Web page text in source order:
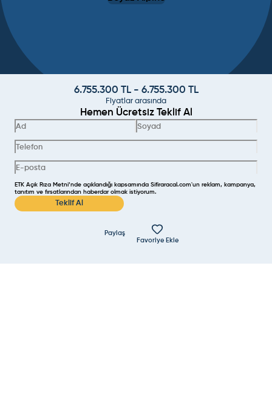
6.755.300 TL - 6.755.300 TL
Fiyatlar arasında
Hemen Ücretsiz Teklif Al
ETK Açık Rıza Metni’nde açıklandığı kapsamında Sifiraracal.com'un reklam, kampanya,
tanıtım ve fırsatlarından haberdar olmak istiyorum.
Teklif Al
Paylaş
Favoriye Ekle